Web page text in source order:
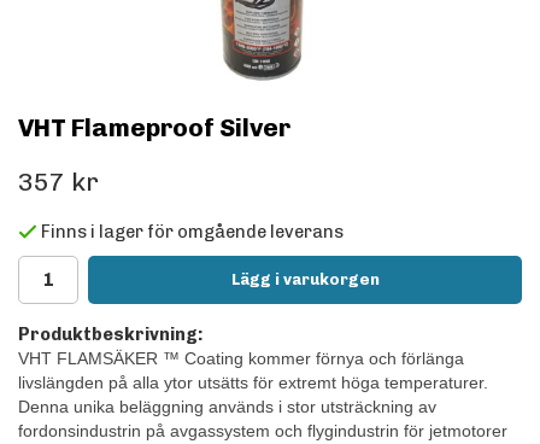
VHT Flameproof Silver
357 kr
Finns i lager för omgående leverans
Lägg i varukorgen
Produktbeskrivning:
VHT FLAMSÄKER ™ Coating kommer förnya och förlänga
livslängden på alla ytor utsätts för extremt höga temperaturer.
Denna unika beläggning används i stor utsträckning av
fordonsindustrin på avgassystem och flygindustrin för jetmotorer